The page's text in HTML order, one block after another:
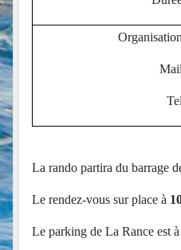
La rando partira du barrage
Le rendez-vous sur place à
Le parking de La Rance est